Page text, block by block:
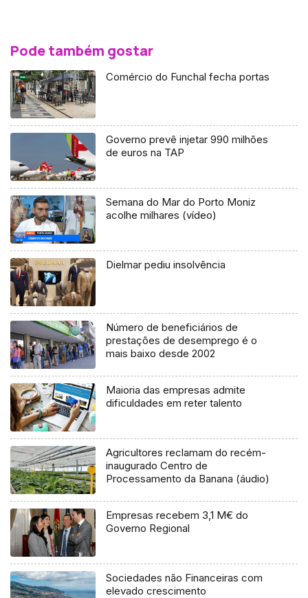
Pode também gostar
Comércio do Funchal fecha portas
Governo prevê injetar 990 milhões
de euros na TAP
Semana do Mar do Porto Moniz
acolhe milhares (vídeo)
Dielmar pediu insolvência
Número de beneficiários de
prestações de desemprego é o
mais baixo desde 2002
Maioria das empresas admite
dificuldades em reter talento
Agricultores reclamam do recém-
inaugurado Centro de
Processamento da Banana (áudio)
Empresas recebem 3,1 M€ do
Governo Regional
Sociedades não Financeiras com
elevado crescimento